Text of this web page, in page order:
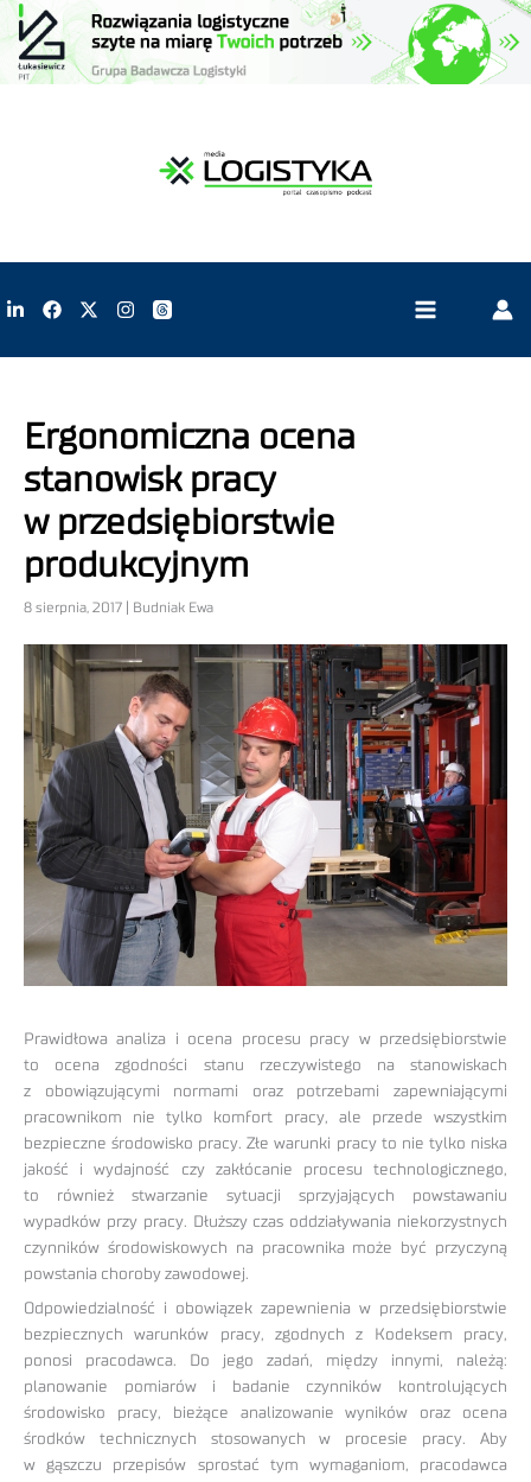
Ergonomiczna ocena
stanowisk pracy
w przedsiębiorstwie
produkcyjnym
8 sierpnia, 2017 | Budniak Ewa
Prawidłowa analiza i ocena procesu pracy w przedsiębiorstwie
to ocena zgodności stanu rzeczywistego na stanowiskach
z obowiązującymi normami oraz potrzebami zapewniającymi
pracownikom nie tylko komfort pracy, ale przede wszystkim
bezpieczne środowisko pracy. Złe warunki pracy to nie tylko niska
jakość i wydajność czy zakłócanie procesu technologicznego,
to również stwarzanie sytuacji sprzyjających powstawaniu
wypadków przy pracy. Dłuższy czas oddziaływania niekorzystnych
czynników środowiskowych na pracownika może być przyczyną
powstania choroby zawodowej.
Odpowiedzialność i obowiązek zapewnienia w przedsiębiorstwie
bezpiecznych warunków pracy, zgodnych z Kodeksem pracy,
ponosi pracodawca. Do jego zadań, między innymi, należą:
planowanie pomiarów i badanie czynników kontrolujących
środowisko pracy, bieżące analizowanie wyników oraz ocena
środków technicznych stosowanych w procesie pracy. Aby
w gąszczu przepisów sprostać tym wymaganiom, pracodawca